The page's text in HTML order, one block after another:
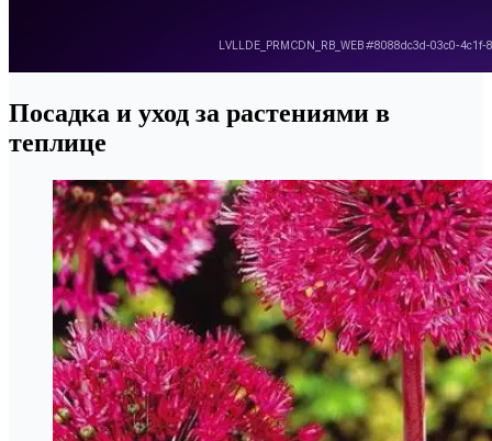
Посадка и уход за растениями в
теплице